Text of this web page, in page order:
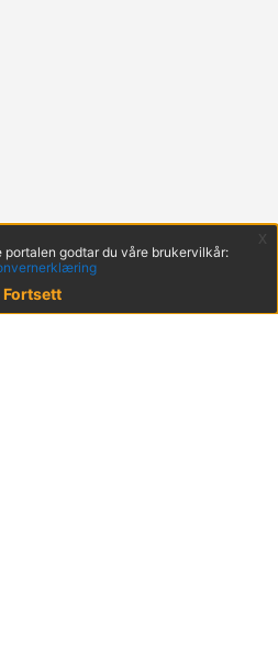
portalen godtar du våre brukervilkår:
Fortsett
x